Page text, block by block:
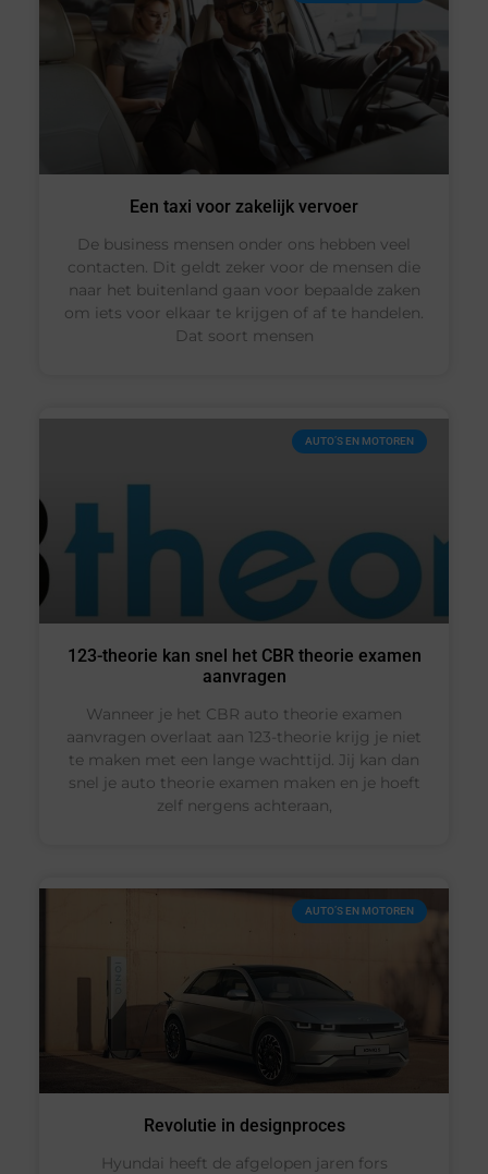
Een taxi voor zakelijk vervoer
De business mensen onder ons hebben veel
contacten. Dit geldt zeker voor de mensen die
naar het buitenland gaan voor bepaalde zaken
om iets voor elkaar te krijgen of af te handelen.
Dat soort mensen
AUTO’S EN MOTOREN
123-theorie kan snel het CBR theorie examen
aanvragen
Wanneer je het CBR auto theorie examen
aanvragen overlaat aan 123-theorie krijg je niet
te maken met een lange wachttijd. Jij kan dan
snel je auto theorie examen maken en je hoeft
zelf nergens achteraan,
AUTO’S EN MOTOREN
Revolutie in designproces
Hyundai heeft de afgelopen jaren fors